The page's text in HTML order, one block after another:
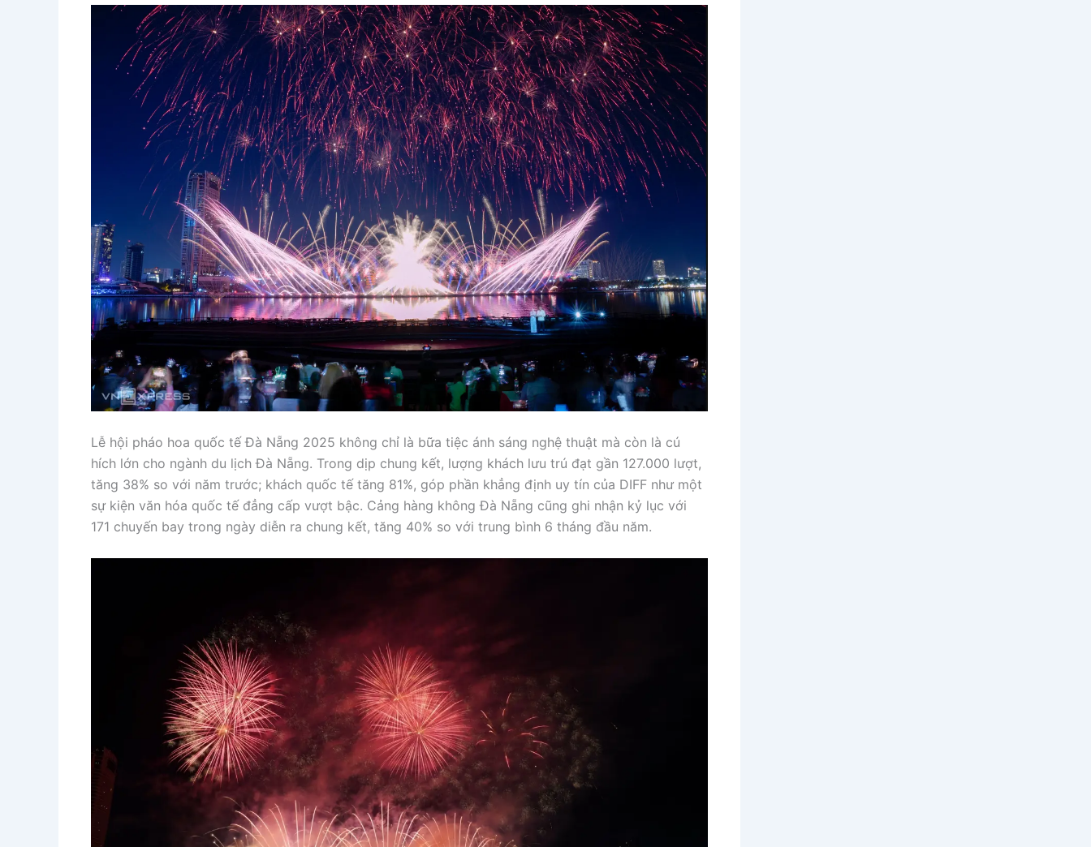
Lễ hội pháo hoa quốc tế Đà Nẵng 2025 không chỉ là bữa tiệc ánh sáng nghệ thuật mà còn là cú
hích lớn cho ngành du lịch Đà Nẵng. Trong dịp chung kết, lượng khách lưu trú đạt gần 127.000 lượt,
tăng 38% so với năm trước; khách quốc tế tăng 81%, góp phần khẳng định uy tín của DIFF như một
sự kiện văn hóa quốc tế đẳng cấp vượt bậc. Cảng hàng không Đà Nẵng cũng ghi nhận kỷ lục với
171 chuyến bay trong ngày diễn ra chung kết, tăng 40% so với trung bình 6 tháng đầu năm.